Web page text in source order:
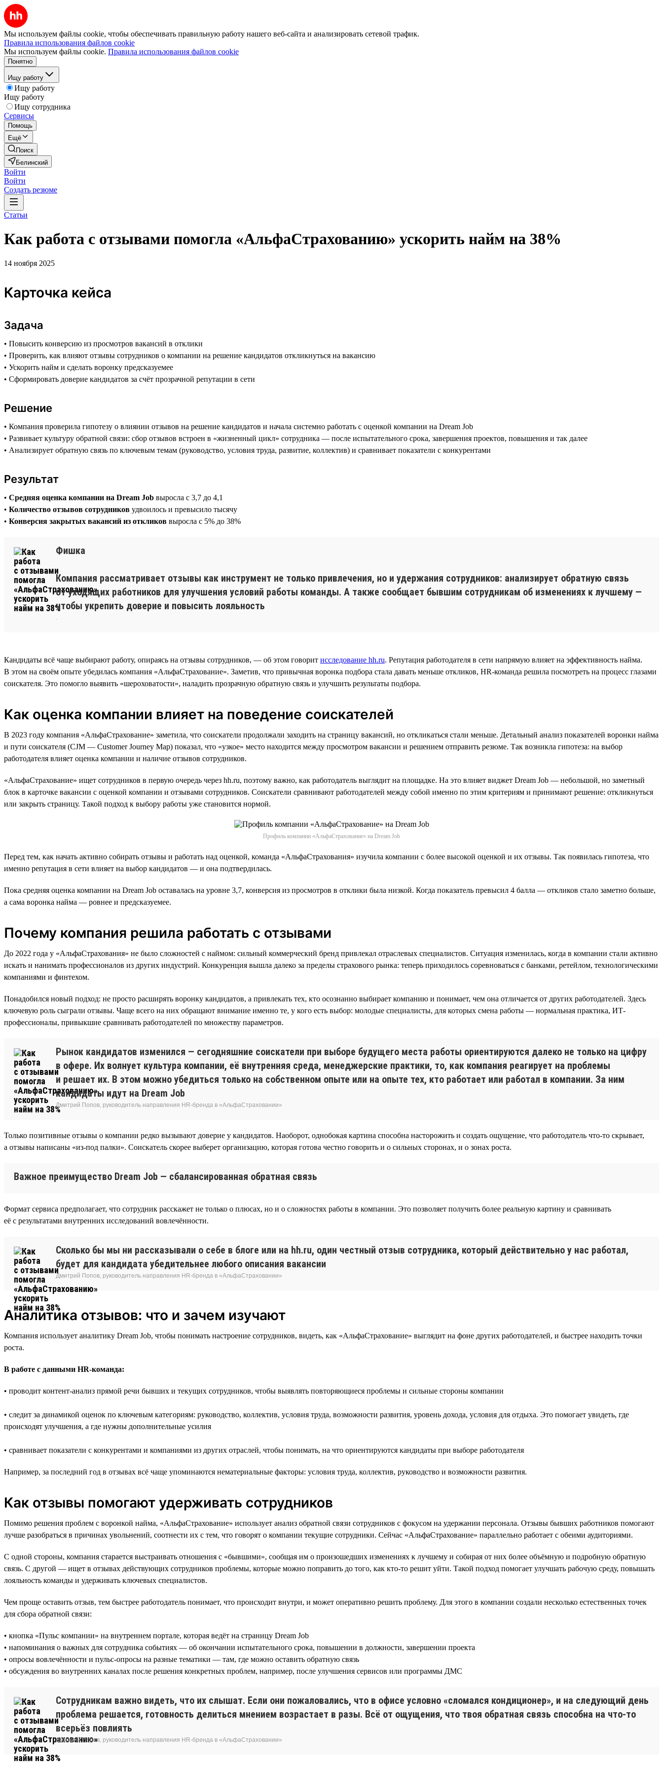
Мы используем файлы cookie, чтобы обеспечивать правильную работу нашего веб-сайта и анализировать сетевой трафик.
Правила использования файлов cookie
Мы используем файлы cookie. Правила использования файлов cookie
Понятно
Ищу работу
Ищу работу
Ищу работу
Ищу сотрудника
Сервисы
Помощь
Ещё
Поиск
Белинский
Войти
Войти
Создать резюме
Статьи
Как работа с отзывами помогла «АльфаСтрахованию» ускорить найм на 38%
14 ноября 2025
Карточка кейса
Задача
• Повысить конверсию из просмотров вакансий в отклики
• Проверить, как влияют отзывы сотрудников о компании на решение кандидатов откликнуться на вакансию
• Ускорить найм и сделать воронку предсказуемее
• Сформировать доверие кандидатов за счёт прозрачной репутации в сети
Решение
• Компания проверила гипотезу о влиянии отзывов на решение кандидатов и начала системно работать с оценкой компании на Dream Job
• Развивает культуру обратной связи: сбор отзывов встроен в «жизненный цикл» сотрудника — после испытательного срока, завершения проектов, повышения и так далее
• Анализирует обратную связь по ключевым темам (руководство, условия труда, развитие, коллектив) и сравнивает показатели с конкурентами
Результат
• Средняя оценка компании на Dream Job выросла с 3,7 до 4,1
• Количество отзывов сотрудников удвоилось и превысило тысячу
• Конверсия закрытых вакансий из откликов выросла с 5% до 38%
Фишка
Компания рассматривает отзывы как инструмент не только привлечения, но и удержания сотрудников: анализирует обратную связь
от уходящих работников для улучшения условий работы команды. А также сообщает бывшим сотрудникам об изменениях к лучшему —
чтобы укрепить доверие и повысить лояльность
.
Кандидаты всё чаще выбирают работу, опираясь на отзывы сотрудников, — об этом говорит исследование hh.ru. Репутация работодателя в сети напрямую влияет на эффективность найма.
В этом на своём опыте убедилась компания «АльфаСтрахование». Заметив, что привычная воронка подбора стала давать меньше откликов, HR-команда решила посмотреть на процесс глазами
соискателя. Это помогло выявить «шероховатости», наладить прозрачную обратную связь и улучшить результаты подбора.
Как оценка компании влияет на поведение соискателей
В 2023 году компания «АльфаСтрахование» заметила, что соискатели продолжали заходить на страницу вакансий, но откликаться стали меньше. Детальный анализ показателей воронки найма
и пути соискателя (CJM — Customer Journey Map) показал, что «узкое» место находится между просмотром вакансии и решением отправить резюме. Так возникла гипотеза: на выбор
работодателя влияет оценка компании и наличие отзывов сотрудников.
«АльфаСтрахование» ищет сотрудников в первую очередь через hh.ru, поэтому важно, как работодатель выглядит на площадке. На это влияет виджет Dream Job — небольшой, но заметный
блок в карточке вакансии с оценкой компании и отзывами сотрудников. Соискатели сравнивают работодателей между собой именно по этим критериям и принимают решение: откликнуться
или закрыть страницу. Такой подход к выбору работы уже становится нормой.
Профиль компании «АльфаСтрахование» на Dream Job
Перед тем, как начать активно собирать отзывы и работать над оценкой, команда «АльфаСтрахования» изучила компании с более высокой оценкой и их отзывы. Так появилась гипотеза, что
именно репутация в сети влияет на выбор кандидатов — и она подтвердилась.
Пока средняя оценка компании на Dream Job оставалась на уровне 3,7, конверсия из просмотров в отклики была низкой. Когда показатель превысил 4 балла — откликов стало заметно больше,
а сама воронка найма — ровнее и предсказуемее.
Почему компания решила работать с отзывами
До 2022 года у «АльфаСтрахования» не было сложностей с наймом: сильный коммерческий бренд привлекал отраслевых специалистов. Ситуация изменилась, когда в компании стали активно
искать и нанимать профессионалов из других индустрий. Конкуренция вышла далеко за пределы страхового рынка: теперь приходилось соревноваться с банками, ретейлом, технологическими
компаниями и финтехом.
Понадобился новый подход: не просто расширять воронку кандидатов, а привлекать тех, кто осознанно выбирает компанию и понимает, чем она отличается от других работодателей. Здесь
ключевую роль сыграли отзывы. Чаще всего на них обращают внимание именно те, у кого есть выбор: молодые специалисты, для которых смена работы — нормальная практика, ИТ-
профессионалы, привыкшие сравнивать работодателей по множеству параметров.
Рынок кандидатов изменился — сегодняшние соискатели при выборе будущего места работы ориентируются далеко не только на цифру
в офере. Их волнует культура компании, её внутренняя среда, менеджерские практики, то, как компания реагирует на проблемы
и решает их. В этом можно убедиться только на собственном опыте или на опыте тех, кто работает или работал в компании. За ним
кандидаты идут на Dream Job
Дмитрий Попов, руководитель направления HR-бренда в «АльфаСтраховании»
Только позитивные отзывы о компании редко вызывают доверие у кандидатов. Наоборот, однобокая картина способна насторожить и создать ощущение, что работодатель что-то скрывает,
а отзывы написаны «из-под палки». Соискатель скорее выберет организацию, которая готова честно говорить и о сильных сторонах, и о зонах роста.
Важное преимущество Dream Job — сбалансированная обратная связь
Формат сервиса предполагает, что сотрудник расскажет не только о плюсах, но и о сложностях работы в компании. Это позволяет получить более реальную картину и сравнивать
её с результатами внутренних исследований вовлечённости.
Сколько бы мы ни рассказывали о себе в блоге или на hh.ru, один честный отзыв сотрудника, который действительно у нас работал,
будет для кандидата убедительнее любого описания вакансии
Дмитрий Попов, руководитель направления HR-бренда в «АльфаСтраховании»
Аналитика отзывов: что и зачем изучают
Компания использует аналитику Dream Job, чтобы понимать настроение сотрудников, видеть, как «АльфаСтрахование» выглядит на фоне других работодателей, и быстрее находить точки
роста.
В работе с данными HR-команда:
• проводит контент-анализ прямой речи бывших и текущих сотрудников, чтобы выявлять повторяющиеся проблемы и сильные стороны компании
• следит за динамикой оценок по ключевым категориям: руководство, коллектив, условия труда, возможности развития, уровень дохода, условия для отдыха. Это помогает увидеть, где
происходят улучшения, а где нужны дополнительные усилия
• сравнивает показатели с конкурентами и компаниями из других отраслей, чтобы понимать, на что ориентируются кандидаты при выборе работодателя
Например, за последний год в отзывах всё чаще упоминаются нематериальные факторы: условия труда, коллектив, руководство и возможности развития.
Как отзывы помогают удерживать сотрудников
Помимо решения проблем с воронкой найма, «АльфаСтрахование» использует анализ обратной связи сотрудников с фокусом на удержании персонала. Отзывы бывших работников помогают
лучше разобраться в причинах увольнений, соотнести их с тем, что говорят о компании текущие сотрудники. Сейчас «АльфаСтрахование» параллельно работает с обеими аудиториями.
С одной стороны, компания старается выстраивать отношения с «бывшими», сообщая им о произошедших изменениях к лучшему и собирая от них более объёмную и подробную обратную
связь. С другой — ищет в отзывах действующих сотрудников проблемы, которые можно поправить до того, как кто-то решит уйти. Такой подход помогает улучшать рабочую среду, повышать
лояльность команды и удерживать ключевых специалистов.
Чем проще оставить отзыв, тем быстрее работодатель понимает, что происходит внутри, и может оперативно решить проблему. Для этого в компании создали несколько естественных точек
для сбора обратной связи:
• кнопка «Пульс компании» на внутреннем портале, которая ведёт на страницу Dream Job
• напоминания о важных для сотрудника событиях — об окончании испытательного срока, повышении в должности, завершении проекта
• опросы вовлечённости и пульс-опросы на разные тематики — там, где можно оставить обратную связь
• обсуждения во внутренних каналах после решения конкретных проблем, например, после улучшения сервисов или программы ДМС
Сотрудникам важно видеть, что их слышат. Если они пожаловались, что в офисе условно «сломался кондиционер», и на следующий день
проблема решается, готовность делиться мнением возрастает в разы. Всё от ощущения, что твоя обратная связь способна на что-то
всерьёз повлиять
Дмитрий Попов, руководитель направления HR-бренда в «АльфаСтраховании»